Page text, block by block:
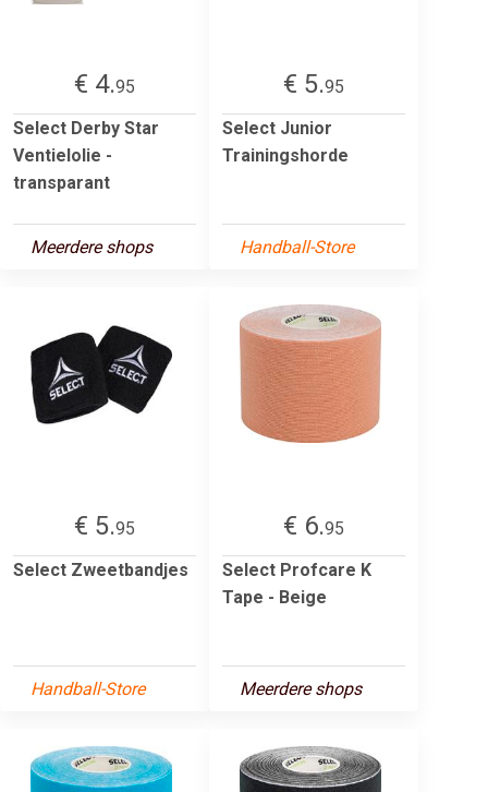
€ 4.95
Select Derby Star
Ventielolie -
transparant
Meerdere shops
€ 5.95
Select Junior
Trainingshorde
Handball-Store
€ 5.95
Select Zweetbandjes
Handball-Store
€ 6.95
Select Profcare K
Tape - Beige
Meerdere shops